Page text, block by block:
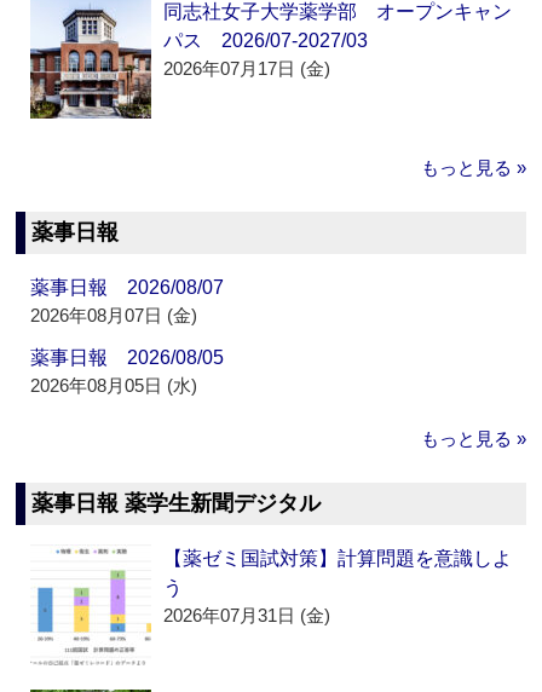
同志社女子大学薬学部 オープンキャン
パス 2026/07-2027/03
2026年07月17日 (金)
もっと見る »
薬事日報
薬事日報 2026/08/07
2026年08月07日 (金)
薬事日報 2026/08/05
2026年08月05日 (水)
もっと見る »
薬事日報 薬学生新聞デジタル
【薬ゼミ国試対策】計算問題を意識しよ
う
2026年07月31日 (金)